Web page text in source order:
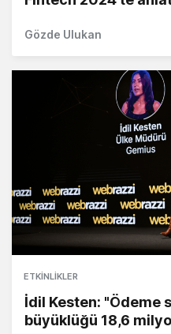
Gözde Ulukan
ETKINLIKLER
İdil Kesten: "Ödeme
büyüklüğü 18,6